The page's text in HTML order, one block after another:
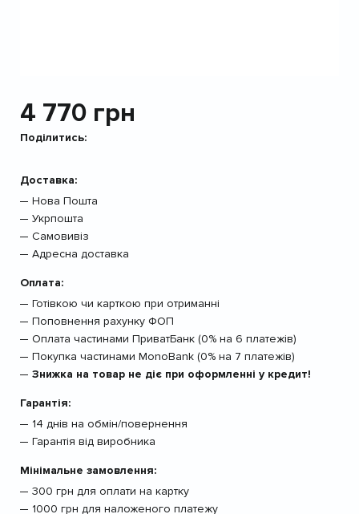
4 770 грн
Поділитись:
Доставка:
Нова Пошта
Укрпошта
Самовивіз
Адресна доставка
Оплата:
Готівкою чи карткою при отриманні
Поповнення рахунку ФОП
Оплата частинами ПриватБанк (0% на 6 платежів)
Покупка частинами MonoBank (0% на 7 платежів)
Знижка на товар не діє при оформленні у кредит!
Гарантія:
14 днів на обмін/повернення
Гарантія від виробника
Мінімальне замовлення:
300 грн для оплати на картку
1000 грн для наложеного платежу